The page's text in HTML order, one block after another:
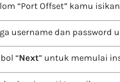
“Port Offset” kamu
username dan password
“Next” untuk memulai